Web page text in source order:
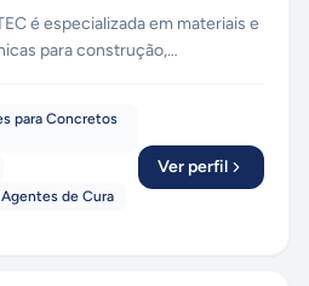
é especializada em materiais e
para construção,
no CREA RS e membro
Brasileiro de
a Construtec investe na
e conhecimento da
para Concretos
Agentes de Cura
Ver perfil